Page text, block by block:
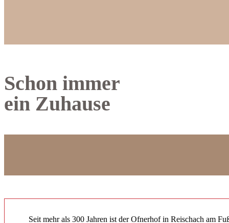
Schon immer
ein Zuhause
Seit mehr als 300 Jahren ist der Ofnerhof in Reischach am